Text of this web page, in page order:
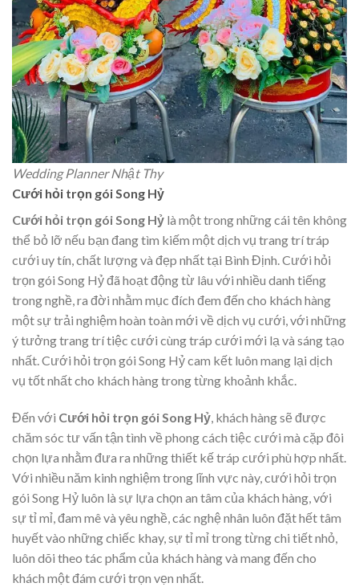
Wedding Planner Nhật Thy
Cưới hỏi trọn gói Song Hỷ
Cưới hỏi trọn gói Song Hỷ là một trong những cái tên không
thể bỏ lỡ nếu bạn đang tìm kiếm một dịch vụ trang trí tráp
cưới uy tín, chất lượng và đẹp nhất tại Bình Định. Cưới hỏi
trọn gói Song Hỷ đã hoạt động từ lâu với nhiều danh tiếng
trong nghề, ra đời nhằm mục đích đem đến cho khách hàng
một sự trải nghiệm hoàn toàn mới về dịch vụ cưới, với những
ý tưởng trang trí tiệc cưới cùng tráp cưới mới lạ và sáng tạo
nhất. Cưới hỏi trọn gói Song Hỷ cam kết luôn mang lại dịch
vụ tốt nhất cho khách hàng trong từng khoảnh khắc.
Đến với Cưới hỏi trọn gói Song Hỷ, khách hàng sẽ được
chăm sóc tư vấn tận tình về phong cách tiệc cưới mà cặp đôi
chọn lựa nhằm đưa ra những thiết kế tráp cưới phù hợp nhất.
Với nhiều năm kinh nghiệm trong lĩnh vực này, cưới hỏi trọn
gói Song Hỷ luôn là sự lựa chọn an tâm của khách hàng, với
sự tỉ mỉ, đam mê và yêu nghề, các nghệ nhân luôn đặt hết tâm
huyết vào những chiếc khay, sự tỉ mỉ trong từng chi tiết nhỏ,
luôn dõi theo tác phẩm của khách hàng và mang đến cho
khách một đám cưới trọn vẹn nhất.